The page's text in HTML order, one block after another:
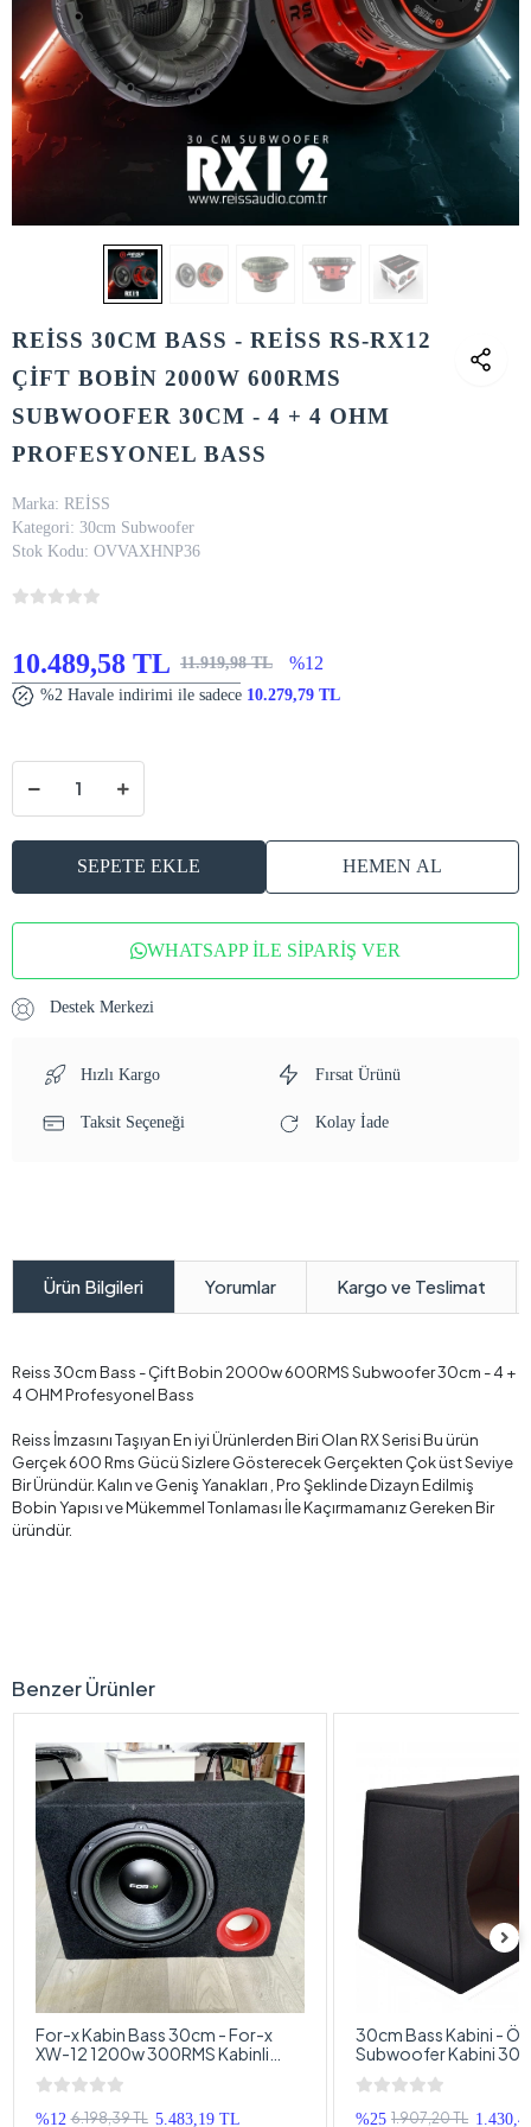
REİSS 30CM BASS - REİSS RS-RX12
ÇİFT BOBİN 2000W 600RMS
SUBWOOFER 30CM - 4 + 4 OHM
PROFESYONEL BASS
Marka: REİSS
Kategori: 30cm Subwoofer
Stok Kodu: OVVAXHNP36
10.489,58 TL 11.919,98 TL %12
%2 Havale indirimi ile sadece 10.279,79 TL
SEPETE EKLE HEMEN AL
WHATSAPP İLE SİPARİŞ VER
Destek Merkezi
Hızlı Kargo Fırsat Ürünü
Taksit Seçeneği Kolay İade
Ürün Bilgileri Yorumlar Kargo ve Teslimat
Reiss 30cm Bass - Çift Bobin 2000w 600RMS Subwoofer 30cm - 4 +
4 OHM Profesyonel Bass
Reiss İmzasını Taşıyan En iyi Ürünlerden Biri Olan RX Serisi Bu ürün
Gerçek 600 Rms Gücü Sizlere Gösterecek Gerçekten Çok üst Seviye
Bir Üründür. Kalın ve Geniş Yanakları , Pro Şeklinde Dizayn Edilmiş
Bobin Yapısı ve Mükemmel Tonlaması İle Kaçırmamanız Gereken Bir
üründür.
Benzer Ürünler
For-x Kabin Bass 30cm - For-x
XW-12 1200w 300RMS Kabinli
Subwoofer
%12 6.198,39 TL 5.483,19 TL
30cm Bass Kabini -
Subwoofer Kabini
%25 1.907,20 TL